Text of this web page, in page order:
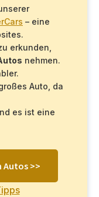
– eine
erkunden,
nehmen.
Auto, da
es ist eine
Autos >>